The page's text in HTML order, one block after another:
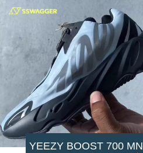
YEEZY BOOST 700